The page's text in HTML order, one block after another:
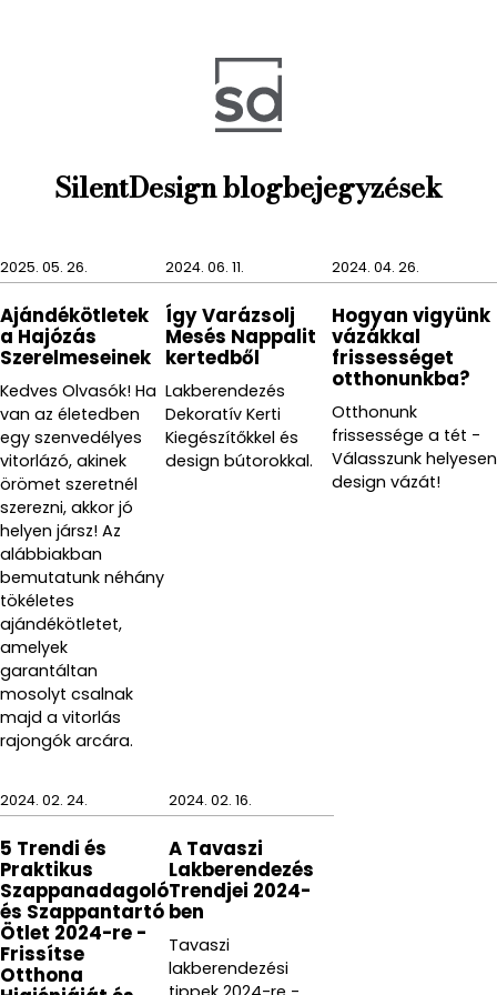
otthonosabbá, lágyabbá tehetjük az enteriört.
A NEXIO WC-papír tartó azért is kitűnő
választás, mert kiviteltől függően 2, de akár 4
fognak a legrosszabbkor elfogyni.
fontos a minőség, az igényesség
, és ezzel érte el
célját a NEXIO formavilág tervezője. A Stotz-
Designnak az volt a a célja a Blomus NEXIO WC-papír
tartó megálmodásakor, hogy egy időtálló
formavilágot és érzést teremtsen, és ezt egy
elegáns külsőbe burkolja. Így született meg
fürdőszobájának kedvenc kiegészítője.
Anyag: fényes rozsdamentes acél
Szín: fényes króm
Méret: 22 x Ø 13,7 cm
Cikkszám: 66657
Gyártó: Blomus
SilentDesign blogbejegyzések
2025. 05. 26.
Ajándékötletek
a Hajózás
Szerelmeseinek
Kedves Olvasók! Ha
van az életedben
egy szenvedélyes
vitorlázó, akinek
örömet szeretnél
szerezni, akkor jó
helyen jársz! Az
alábbiakban
bemutatunk néhány
tökéletes
ajándékötletet,
amelyek
garantáltan
mosolyt csalnak
majd a vitorlás
rajongók arcára.
2024. 06. 11.
Így Varázsolj
Mesés Nappalit
kertedből
Lakberendezés
Dekoratív Kerti
Kiegészítőkkel és
design bútorokkal.
2024. 04. 26.
Hogyan vigyünk
vázákkal
frissességet
otthonunkba?
Otthonunk
frissessége a tét -
Válasszunk helyesen
design vázát!
2024. 02. 24.
5 Trendi és
Praktikus
Szappanadagoló
és Szappantartó
Ötlet 2024-re -
Frissítse
Otthona
2024. 02. 16.
A Tavaszi
Lakberendezés
Trendjei 2024-
ben
Tavaszi
lakberendezési